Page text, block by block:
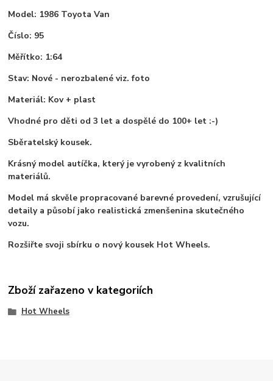
Model: 1986 Toyota Van
Číslo: 95
Měřítko: 1:64
Stav: Nové - nerozbalené viz. foto
Materiál: Kov + plast
Vhodné pro děti od 3 let a dospělé do 100+ let :-)
Sběratelský kousek.
Krásný model autíčka, který je vyrobený z kvalitních
materiálů.
Model má skvěle propracované barevné provedení, vzrušující
detaily a působí jako realistická zmenšenina skutečného
vozu.
Rozšiřte svoji sbírku o nový kousek Hot Wheels.
Zboží zařazeno v kategoriích
Hot Wheels